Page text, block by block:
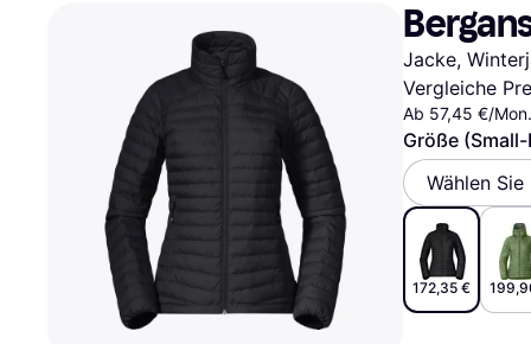
Sofort bezahlen
Bezahle in 3
Teilzahlungen
Bezahle in bis zu 30
Ratenzahlung
eBay
Temu
SHEIN
Alle Shops
Jacke,
Vergleiche
Ab 57,45 €/
Größe
Wählen
172,35 €